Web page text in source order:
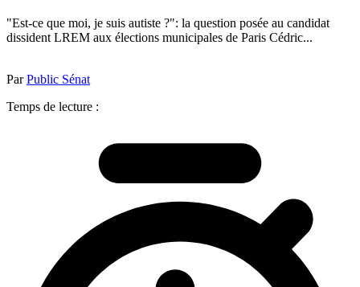
"Est-ce que moi, je suis autiste ?": la question posée au candidat
dissident LREM aux élections municipales de Paris Cédric...
ParPublic Sénat
Temps de lecture :